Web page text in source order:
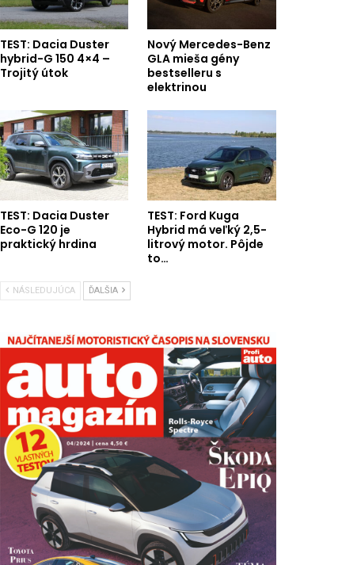
TEST: Dacia Duster
hybrid-G 150 4×4 –
Trojitý útok
Nový Mercedes-Benz
GLA mieša gény
bestselleru s
elektrinou
TEST: Dacia Duster
Eco-G 120 je
praktický hrdina
TEST: Ford Kuga
Hybrid má veľký 2,5-
litrový motor. Pôjde
to…
NÁSLEDUJÚCA ĎALŠIA